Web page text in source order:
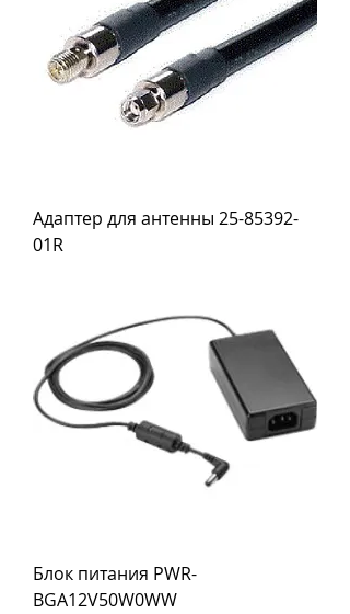
Адаптер для антенны 25-85392-
01R
Блок питания PWR-
BGA12V50W0WW